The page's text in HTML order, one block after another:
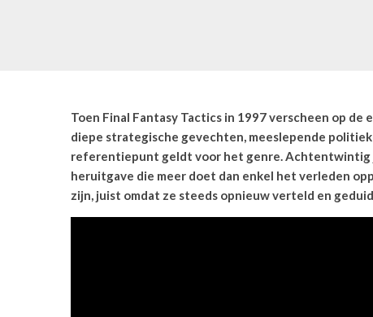
Toen Final Fantasy Tactics in 1997 verscheen op
diepe strategische gevechten, meeslepende
referentiepunt geldt voor het genre. Achtentwintig
heruitgave die meer doet dan enkel het verleden
zijn, juist omdat ze steeds opnieuw verteld en